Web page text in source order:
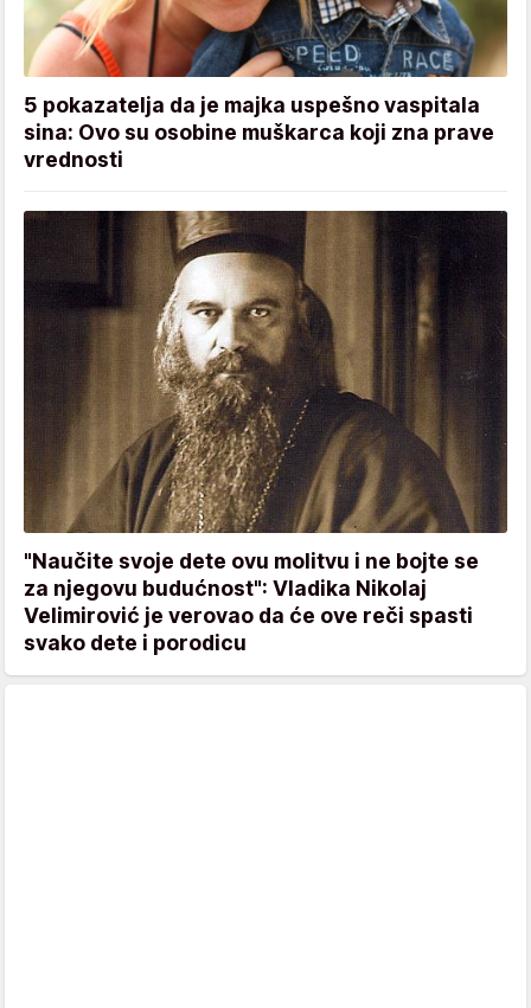
5 pokazatelja da je majka uspešno vaspitala
sina: Ovo su osobine muškarca koji zna prave
vrednosti
"Naučite svoje dete ovu molitvu i ne bojte se
za njegovu budućnost": Vladika Nikolaj
Velimirović je verovao da će ove reči spasti
svako dete i porodicu